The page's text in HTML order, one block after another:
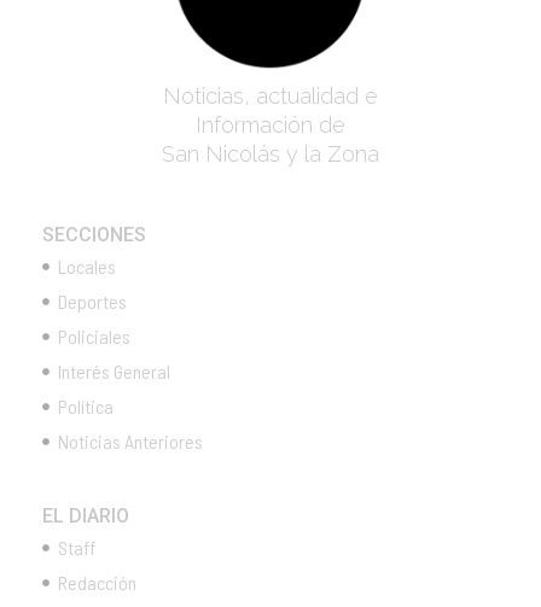
Noticias, actualidad e
Información de
San Nicolás y la Zona
SECCIONES
Locales
Deportes
Policiales
Interés General
Política
Noticias Anteriores
EL DIARIO
Staff
Redacción